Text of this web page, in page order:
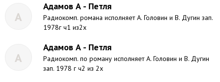
А
Адамов А - Петля
Радиокомп. романа исполняет А. Головин и В. Дугин зап.
1978г ч1 из2х
А
Адамов А - Петля
Радиокомп. по роману исполняет А. Головин и В. Дугин
зап. 1978 г ч2 из 2х